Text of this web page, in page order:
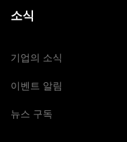
소식
기업의 소식
이벤트 알림
뉴스 구독